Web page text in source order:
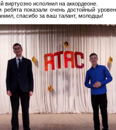
виртуозно исполнил на аккордеоне.
показали очень достойный
спасибо за ваш талант, молодцы!